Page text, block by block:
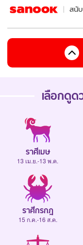
สนั
เลือกดูด
ราศีเมษ
13 เม.ย.-13 พ.ค.
ราศีกรกฎ
15 ก.ค.-16 ส.ค.